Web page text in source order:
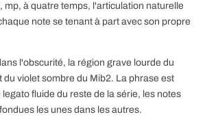
mp, à quatre temps, l'articulation naturelle
note se tenant à part avec son propre
l'obscurité, la région grave lourde du
du violet sombre du Mib2. La phrase est
fluide du reste de la série, les notes
les unes dans les autres.